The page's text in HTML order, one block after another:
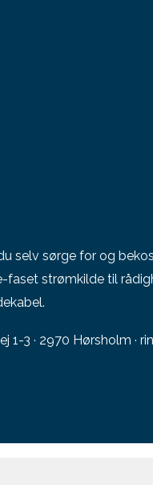
selv sørge for og
faset strømkilde til
3 · 2970 Hørsholm ·